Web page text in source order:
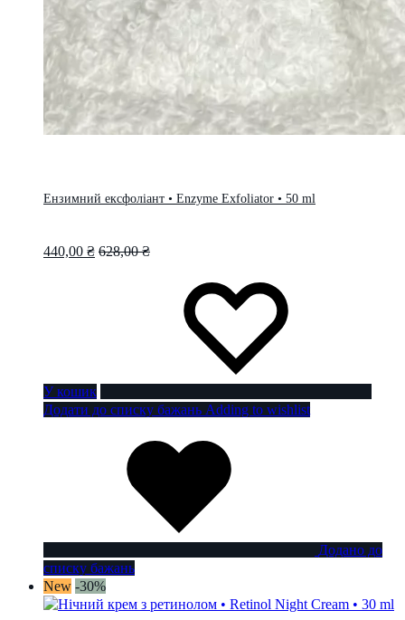
Ензимний ексфоліант • Enzyme Exfoliator • 50 ml
440,00 ₴ 628,00₴
У кошик
Додати до списку бажань Adding to wishlist
Додано до
списку бажань
New -30%